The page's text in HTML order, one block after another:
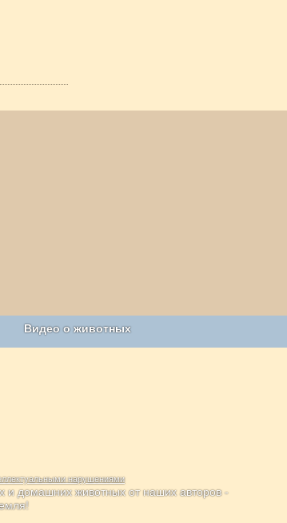
Видео о животных
нарушениями
и домашних животных от наших авторов -